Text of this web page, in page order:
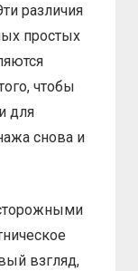
различия
простых
чтобы
для
снова и
взгляд,